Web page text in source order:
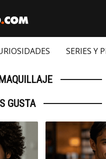
SERIES Y
GUSTA